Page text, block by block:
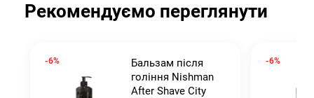
Рекомендуємо переглянути
-6%
Бальзам після
гоління Nishman
After Shave City
-6%